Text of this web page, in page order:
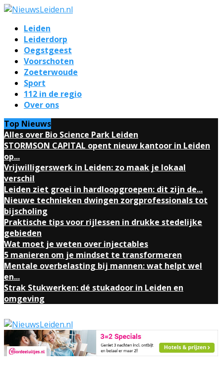
Leiden
Leiderdorp
Oegstgeest
Voorschoten
Zoeterwoude
Sport
112 in de regio
Over ons
Top Nieuws
Alles over Bio Science Park Leiden
STORMSON CAPITAL opent nieuw kantoor in Leiden
op...
Vrijwilligerswerk in Leiden: zo maak je lokaal
verschil
Leiden ziet groei in hardloopgroepen: dit zijn de...
Nieuwe technieken dwingen zorgprofessionals tot
bijscholing
Praktische tips voor rijlessen in drukke stedelijke
gebieden
Wat moet je weten over injectables
5 manieren om je mindset te transformeren
Mentale overbelasting bij mannen: wat helpt wel
en...
Strak Stukwerken: dé stukadoor in Leiden en
omgeving